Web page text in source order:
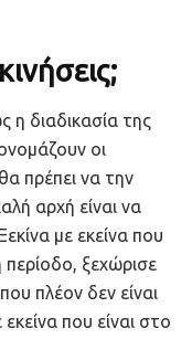
η διαδικασία της
οι
πρέπει να την
αρχή είναι να
με εκείνα που
περίοδο, ξεχώρισε
πλέον δεν είναι
που είναι στο